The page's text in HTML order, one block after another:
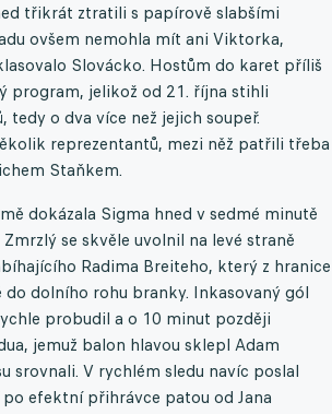
třikrát ztratili s papírově slabšími
ovšem nemohla mít ani Viktorka,
Slovácko. Hostům do karet příliš
program, jelikož od 21. října stihli
tedy o dva více než jejich soupeř.
reprezentantů, mezi něž patřili třeba
Staňkem.
dokázala Sigma hned v sedmé minutě
se skvěle uvolnil na levé straně
Radima Breiteho, který z hranice
dolního rohu branky. Inkasovaný gól
probudil a o 10 minut později
jemuž balon hlavou sklepl Adam
srovnali. V rychlém sledu navíc poslal
efektní přihrávce patou od Jana